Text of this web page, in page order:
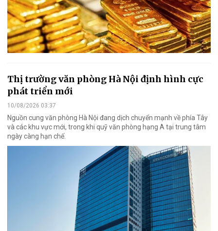
Thị trường văn phòng Hà Nội định hình cực
phát triển mới
10/08/2026 03:37
Nguồn cung văn phòng Hà Nội đang dịch chuyển mạnh về phía Tây
và các khu vực mới, trong khi quỹ văn phòng hạng A tại trung tâm
ngày càng hạn chế.